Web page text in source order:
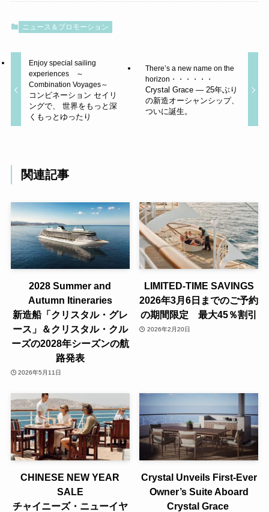
ニュース＆プロモーション
Enjoy special sailing
experiences ～
Combination Voyages～
コンビネーション セイリ
ングで、 世界をもっと深
くもっとゆったり
There’s a new name on the
horizon・・・・・・
Crystal Grace — 25年ぶり
の新造オーシャンシップ、
ついに誕生。
関連記事
2028 Summer and
Autumn Itineraries
新造船「クリスタル・グレ
ース」＆クリスタル・クル
ーズの2028年シーズンの航
路発表
2026年5月11日
LIMITED-TIME SAVINGS
2026年3月6日までのご予約
の期間限定 最大45％割引
2026年2月20日
CHINESE NEW YEAR
SALE
チャイニーズ・ニューイヤ
Crystal Unveils First-Ever
Owner’s Suite Aboard
Crystal Grace